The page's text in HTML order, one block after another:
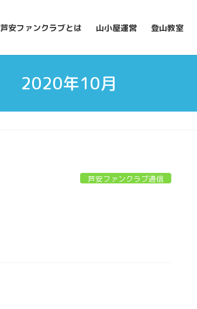
芦安ファンクラブとは 山小屋運営 登山教室
2020年10月
芦安ファンクラブ通信